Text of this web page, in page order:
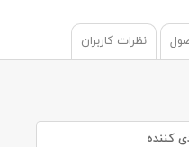
نظرات کاربران
کننده